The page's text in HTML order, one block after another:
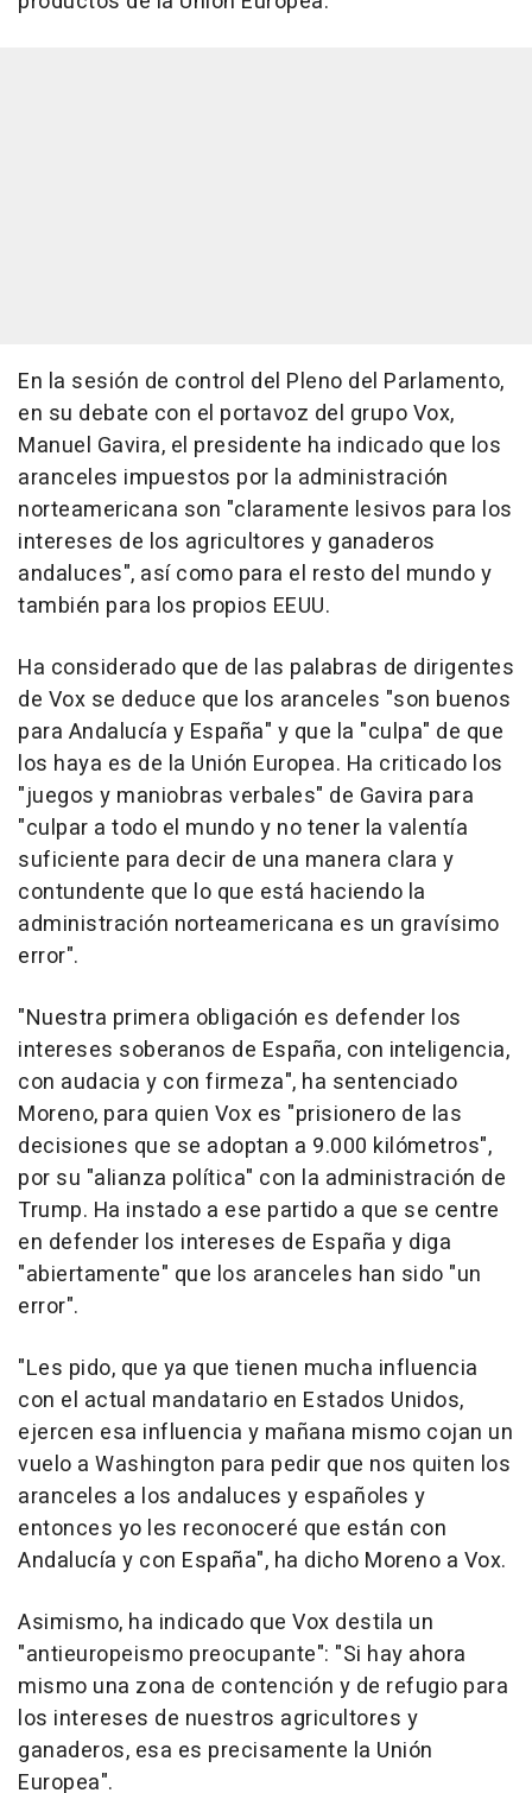
En la sesión de control del Pleno del Parlamento,
en su debate con el portavoz del grupo Vox,
Manuel Gavira, el presidente ha indicado que los
aranceles impuestos por la administración
norteamericana son "claramente lesivos para los
intereses de los agricultores y ganaderos
andaluces", así como para el resto del mundo y
también para los propios EEUU.
Ha considerado que de las palabras de dirigentes
de Vox se deduce que los aranceles "son buenos
para Andalucía y España" y que la "culpa" de que
los haya es de la Unión Europea. Ha criticado los
"juegos y maniobras verbales" de Gavira para
"culpar a todo el mundo y no tener la valentía
suficiente para decir de una manera clara y
contundente que lo que está haciendo la
administración norteamericana es un gravísimo
error".
"Nuestra primera obligación es defender los
intereses soberanos de España, con inteligencia,
con audacia y con firmeza", ha sentenciado
Moreno, para quien Vox es "prisionero de las
decisiones que se adoptan a 9.000 kilómetros",
por su "alianza política" con la administración de
Trump. Ha instado a ese partido a que se centre
en defender los intereses de España y diga
"abiertamente" que los aranceles han sido "un
error".
"Les pido, que ya que tienen mucha influencia
con el actual mandatario en Estados Unidos,
ejercen esa influencia y mañana mismo cojan un
vuelo a Washington para pedir que nos quiten los
aranceles a los andaluces y españoles y
entonces yo les reconoceré que están con
Andalucía y con España", ha dicho Moreno a Vox.
Asimismo, ha indicado que Vox destila un
"antieuropeismo preocupante": "Si hay ahora
mismo una zona de contención y de refugio para
los intereses de nuestros agricultores y
ganaderos, esa es precisamente la Unión
Europea".